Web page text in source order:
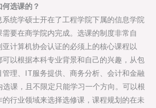
选课的？
统学硕士开在了工程学院下属的信息学院
要在商学院内完成。选课的制度非常自
计算机协会认证的必须上的核心课程以
以根据本科专业背景和自己的兴趣，从包
理、IT服务提供、商务分析、会计和金融
选课，且不限定只能学习一个方向。可以根
行业领域来选择选修课，课程规划的在未